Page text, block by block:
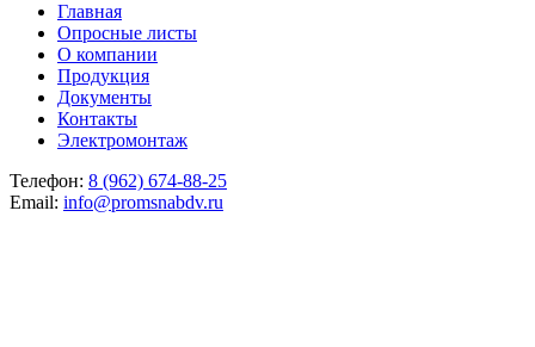
Главная
Опросные листы
О компании
Продукция
Документы
Контакты
Электромонтаж
Телефон: 8 (962) 674-88-25
Email: info@promsnabdv.ru